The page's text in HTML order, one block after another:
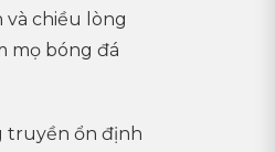
và chiều lòng
mọ bóng đá
truyền ổn định